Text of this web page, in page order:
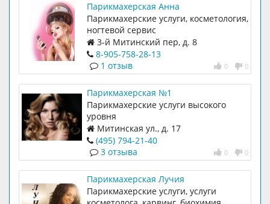
Парикмахерская Анна
Парикмахерские услуги, косметология,
ногтевой сервис
3-й Митинский пер, д. 8
8-905-758-28-13
0 0
1 отзыв
Парикмахерская №1
Парикмахерские услуги высокого
уровня
Митинская ул., д. 17
(495) 794-21-40
0 0
3 отзыва
Парикмахерская Лучия
Парикмахерские услуги, услуги